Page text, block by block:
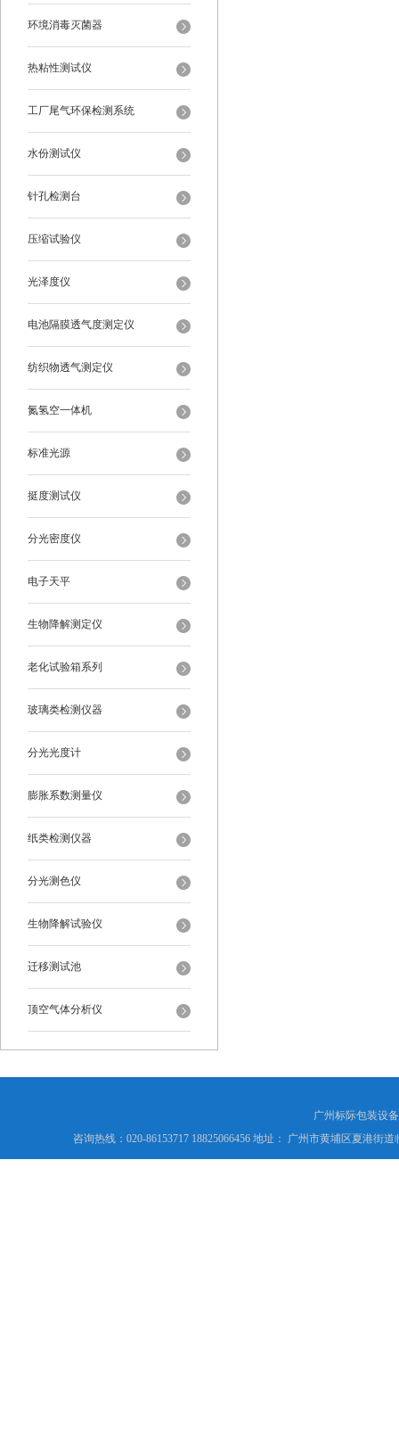
环境消毒灭菌器
热粘性测试仪
工厂尾气环保检测系统
水份测试仪
针孔检测台
压缩试验仪
光泽度仪
电池隔膜透气度测定仪
纺织物透气测定仪
氮氢空一体机
标准光源
挺度测试仪
分光密度仪
电子天平
生物降解测定仪
老化试验箱系列
玻璃类检测仪器
分光光度计
膨胀系数测量仪
纸类检测仪器
分光测色仪
生物降解试验仪
迁移测试池
顶空气体分析仪
广州标际包装设
咨询热线：020-86153717 18825066456 地址： 广州市黄埔区夏港街